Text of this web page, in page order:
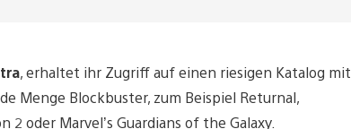
, erhaltet ihr Zugriff auf einen riesigen Katalog mit
Menge Blockbuster, zum Beispiel Returnal,
2 oder Marvel’s Guardians of the Galaxy.